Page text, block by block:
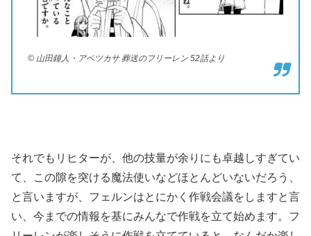
© 山田鐘人・アベツカサ 葬送のフリーレン 52話より
それでもリヒターが、他の技量が余りにも卓越しすぎてい
て、この隙を突ける魔法使いなどほとんどいないだろう、
と言いますが、フェルンはとにかく作戦会議をしますと言
い、今までの情報を基にみんなで作戦を立て始めます。フ